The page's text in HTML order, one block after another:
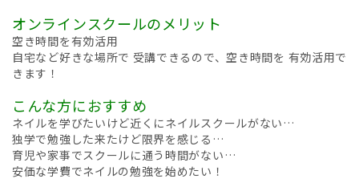
オンラインスクールのメリット
空き時間を有効活用
自宅など好きな場所で 受講できるので、空き時間を 有効活用で
きます！
こんな方におすすめ
ネイルを学びたいけど近くにネイルスクールがない…
独学で勉強した来たけど限界を感じる…
育児や家事でスクールに通う時間がない…
安価な学費でネイルの勉強を始めたい！